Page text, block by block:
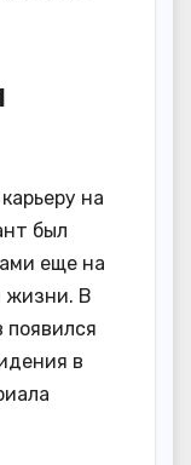
на
был
еще на
жизни. В
появился
в